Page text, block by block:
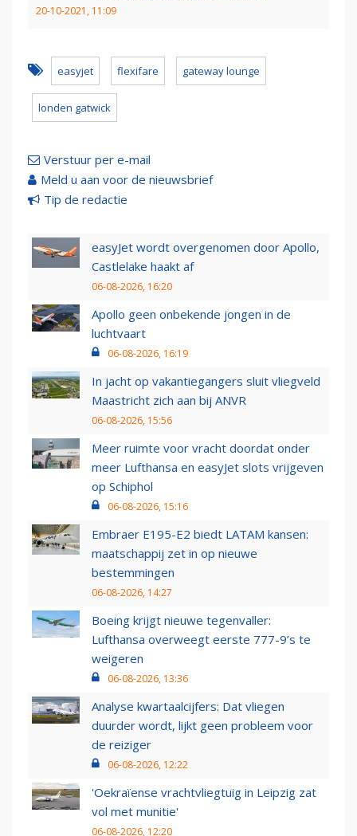
20-10-2021, 11:09
easyjet flexifare gateway lounge
londen gatwick
Verstuur per e-mail
Meld u aan voor de nieuwsbrief
Tip de redactie
easyJet wordt overgenomen door Apollo,
Castlelake haakt af
06-08-2026, 16:20
Apollo geen onbekende jongen in de
luchtvaart
06-08-2026, 16:19
In jacht op vakantiegangers sluit vliegveld
Maastricht zich aan bij ANVR
06-08-2026, 15:56
Meer ruimte voor vracht doordat onder
meer Lufthansa en easyJet slots vrijgeven
op Schiphol
06-08-2026, 15:16
Embraer E195-E2 biedt LATAM kansen:
maatschappij zet in op nieuwe
bestemmingen
06-08-2026, 14:27
Boeing krijgt nieuwe tegenvaller:
Lufthansa overweegt eerste 777-9’s te
weigeren
06-08-2026, 13:36
Analyse kwartaalcijfers: Dat vliegen
duurder wordt, lijkt geen probleem voor
de reiziger
06-08-2026, 12:22
'Oekraïense vrachtvliegtuig in Leipzig zat
vol met munitie'
06-08-2026, 12:20